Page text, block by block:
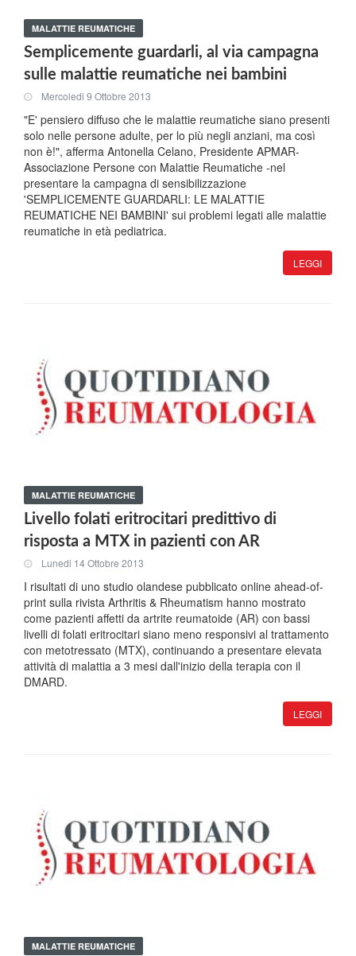
MALATTIE REUMATICHE
Semplicemente guardarli, al via campagna
sulle malattie reumatiche nei bambini
Mercoledi 9 Ottobre 2013
"E' pensiero diffuso che le malattie reumatiche siano presenti
solo nelle persone adulte, per lo più negli anziani, ma così
non è!", afferma Antonella Celano, Presidente APMAR-
Associazione Persone con Malattie Reumatiche -nel
presentare la campagna di sensibilizzazione
'SEMPLICEMENTE GUARDARLI: LE MALATTIE
REUMATICHE NEI BAMBINI' sui problemi legati alle malattie
reumatiche in età pediatrica.
LEGGI
MALATTIE REUMATICHE
Livello folati eritrocitari predittivo di
risposta a MTX in pazienti con AR
Lunedi 14 Ottobre 2013
I risultati di uno studio olandese pubblicato online ahead-of-
print sulla rivista Arthritis & Rheumatism hanno mostrato
come pazienti affetti da artrite reumatoide (AR) con bassi
livelli di folati eritrocitari siano meno responsivi al trattamento
con metotressato (MTX), continuando a presentare elevata
attività di malattia a 3 mesi dall'inizio della terapia con il
DMARD.
LEGGI
MALATTIE REUMATICHE